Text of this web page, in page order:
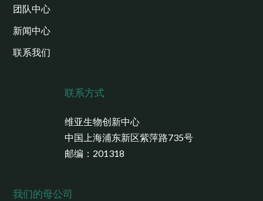
团队中心
新闻中心
联系我们
联系方式
维亚生物创新中心
中国上海浦东新区紫萍路735号
邮编：201318
我们的母公司